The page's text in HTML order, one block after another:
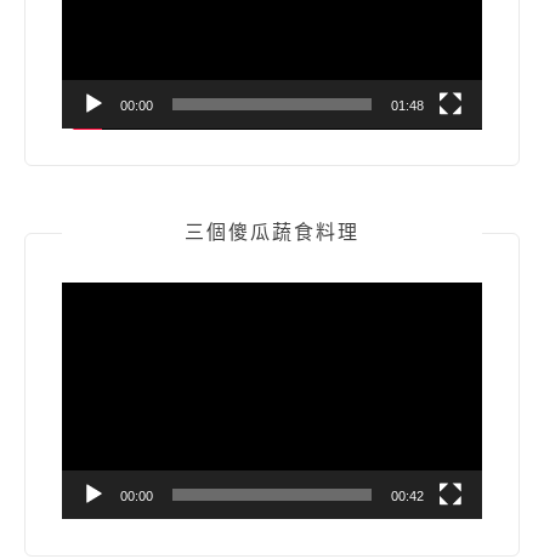
00:00 01:48
三個傻瓜蔬食料理
00:00 00:42